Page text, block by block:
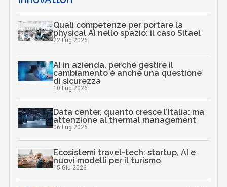
Quali competenze per portare la
physical AI nello spazio: il caso Sitael
22 Lug 2026
AI in azienda, perché gestire il
cambiamento è anche una questione
di sicurezza
10 Lug 2026
Data center, quanto cresce l’Italia: ma
attenzione al thermal management
06 Lug 2026
Ecosistemi travel-tech: startup, AI e
nuovi modelli per il turismo
15 Giu 2026